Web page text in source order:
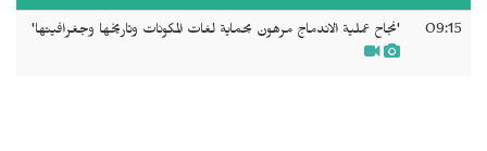
09:15 'نجاح عملية الاندماج مرهون بحماية لغات المكونات وتاريخها وجغرافيتها'